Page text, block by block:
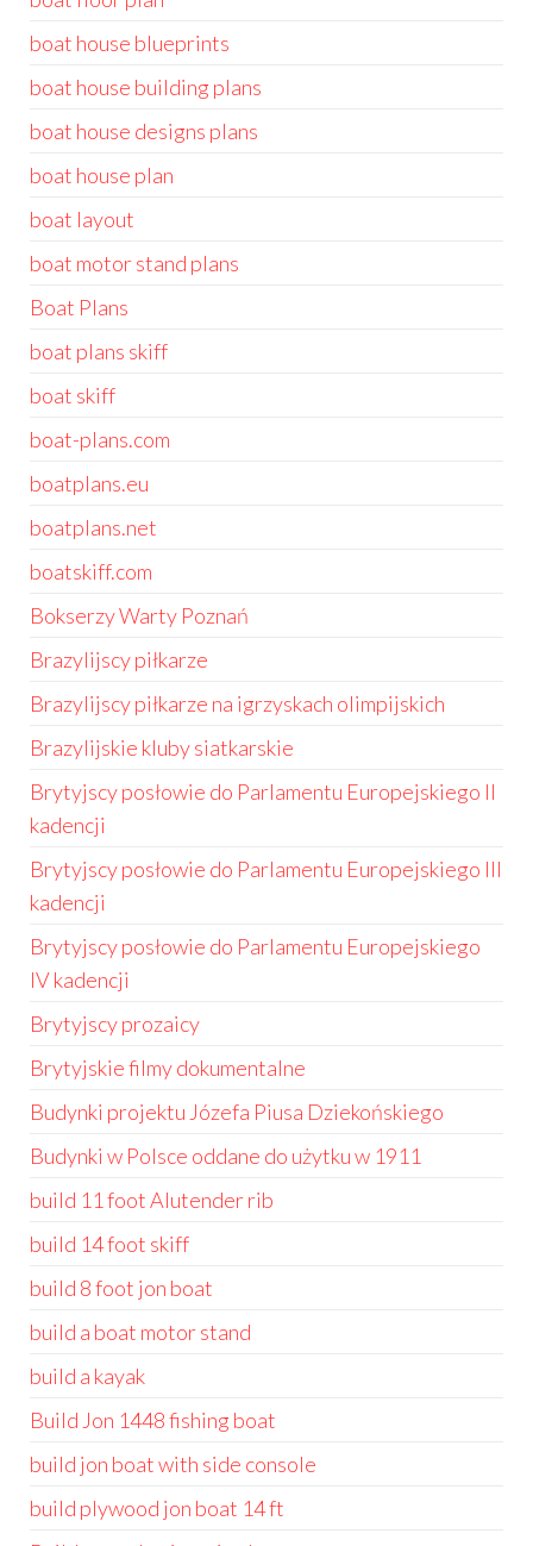
boat house blueprints
boat house building plans
boat house designs plans
boat house plan
boat layout
boat motor stand plans
Boat Plans
boat plans skiff
boat skiff
boat-plans.com
boatplans.eu
boatplans.net
boatskiff.com
Bokserzy Warty Poznań
Brazylijscy piłkarze
Brazylijscy piłkarze na igrzyskach olimpijskich
Brazylijskie kluby siatkarskie
Brytyjscy posłowie do Parlamentu Europejskiego II
kadencji
Brytyjscy posłowie do Parlamentu Europejskiego III
kadencji
Brytyjscy posłowie do Parlamentu Europejskiego
IV kadencji
Brytyjscy prozaicy
Brytyjskie filmy dokumentalne
Budynki projektu Józefa Piusa Dziekońskiego
Budynki w Polsce oddane do użytku w 1911
build 11 foot Alutender rib
build 14 foot skiff
build 8 foot jon boat
build a boat motor stand
build a kayak
Build Jon 1448 fishing boat
build jon boat with side console
build plywood jon boat 14 ft